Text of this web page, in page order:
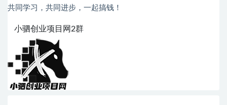
共同学习，共同进步，一起搞钱！
小驷创业项目网2群